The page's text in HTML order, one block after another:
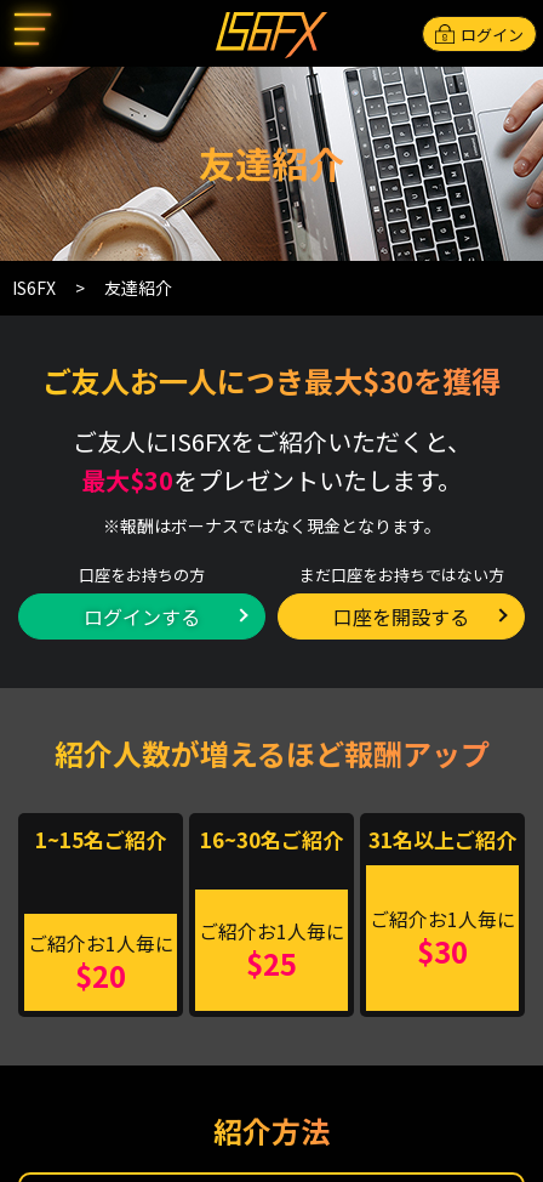
ログイン
友達紹介
IS6FX 友達紹介
ご友人お一人につき最大$30を獲得
ご友人にIS6FXをご紹介いただくと、
最大$30をプレゼントいたします。
※報酬はボーナスではなく現金となります。
口座をお持ちの方
ログインする
まだ口座をお持ちではない方
口座を開設する
紹介人数が増えるほど報酬アップ
1~15名ご紹介
ご紹介お1人毎に
$20
16~30名ご紹介
ご紹介お1人毎に
$25
31名以上ご紹介
ご紹介お1人毎に
$30
紹介方法